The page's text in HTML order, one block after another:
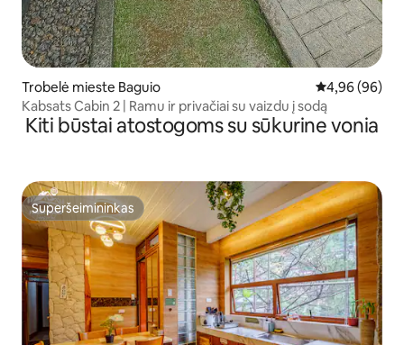
Trobelė mieste Baguio Vidutinis
4,96 (96)
Kabsats Cabin 2 | Ramu ir privačiai su vaizdu į sodą
Kiti būstai atostogoms su sūkurine vonia
Superšeimininkas
Superšeimininkas